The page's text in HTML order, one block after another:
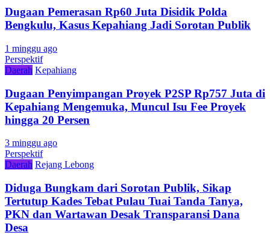
Dugaan Pemerasan Rp60 Juta Disidik Polda
Bengkulu, Kasus Kepahiang Jadi Sorotan Publik
1 minggu ago
Perspektif
Daerah Kepahiang
Dugaan Penyimpangan Proyek P2SP Rp757 Juta di
Kepahiang Mengemuka, Muncul Isu Fee Proyek
hingga 20 Persen
3 minggu ago
Perspektif
Daerah Rejang Lebong
Diduga Bungkam dari Sorotan Publik, Sikap
Tertutup Kades Tebat Pulau Tuai Tanda Tanya,
PKN dan Wartawan Desak Transparansi Dana
Desa